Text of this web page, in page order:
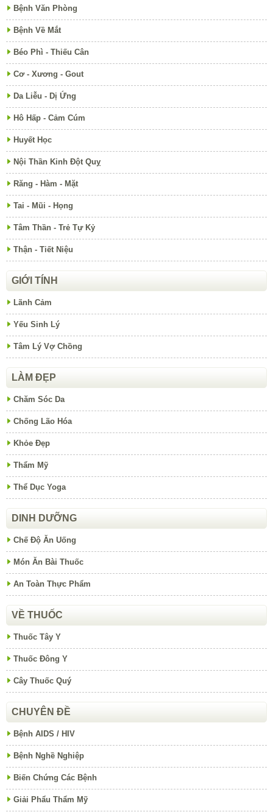
Bệnh Văn Phòng
Bệnh Về Mắt
Béo Phì - Thiếu Cân
Cơ - Xương - Gout
Da Liễu - Dị Ứng
Hô Hấp - Cảm Cúm
Huyết Học
Nội Thần Kinh Đột Quỵ
Răng - Hàm - Mặt
Tai - Mũi - Họng
Tâm Thần - Trẻ Tự Kỷ
Thận - Tiết Niệu
GIỚI TÍNH
Lãnh Cảm
Yếu Sinh Lý
Tâm Lý Vợ Chồng
LÀM ĐẸP
Chăm Sóc Da
Chống Lão Hóa
Khỏe Đẹp
Thẩm Mỹ
Thể Dục Yoga
DINH DƯỠNG
Chế Độ Ăn Uống
Món Ăn Bài Thuốc
An Toàn Thực Phẩm
VỀ THUỐC
Thuốc Tây Y
Thuốc Đông Y
Cây Thuốc Quý
CHUYÊN ĐỀ
Bệnh AIDS / HIV
Bệnh Nghề Nghiệp
Biến Chứng Các Bệnh
Giải Phẩu Thẩm Mỹ